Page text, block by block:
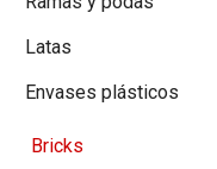
Latas
Envases plásticos
Bricks